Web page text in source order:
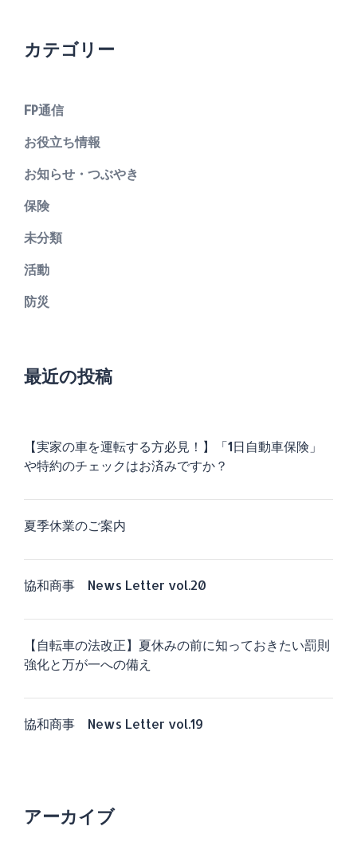
カテゴリー
FP通信
お役立ち情報
お知らせ・つぶやき
保険
未分類
活動
防災
最近の投稿
【実家の車を運転する方必見！】「1日自動車保険」
や特約のチェックはお済みですか？
夏季休業のご案内
協和商事 News Letter vol.20
【自転車の法改正】夏休みの前に知っておきたい罰則
強化と万が一への備え
協和商事 News Letter vol.19
アーカイブ